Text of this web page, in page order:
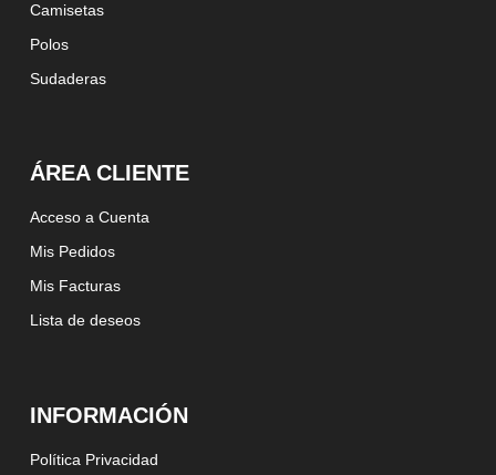
Camisetas
Polos
Sudaderas
ÁREA CLIENTE
Acceso a Cuenta
Mis Pedidos
Mis Facturas
Lista de deseos
INFORMACIÓN
Política Privacidad